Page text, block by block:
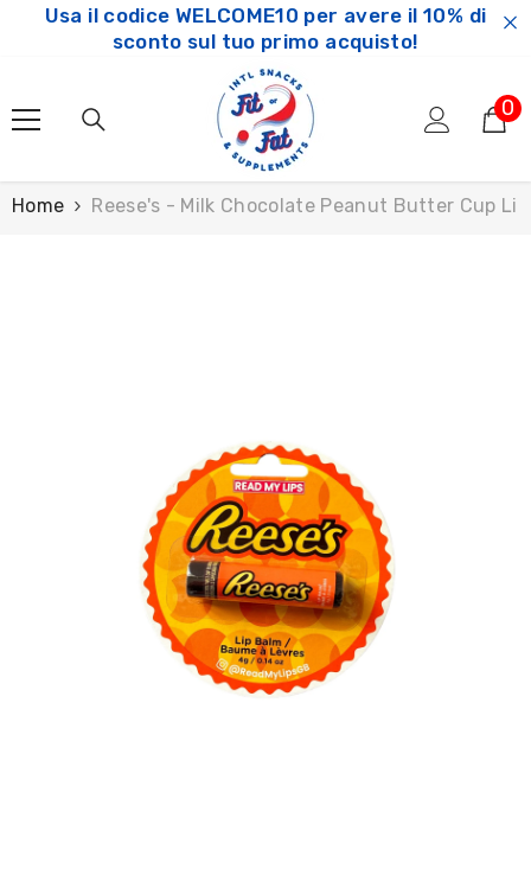
SKIP TO CONTENT
Usa il codice WELCOME10 per avere il 10% di
sconto sul tuo primo acquisto!
00
Home Reese's - Milk Chocolate Peanut Butter Cup